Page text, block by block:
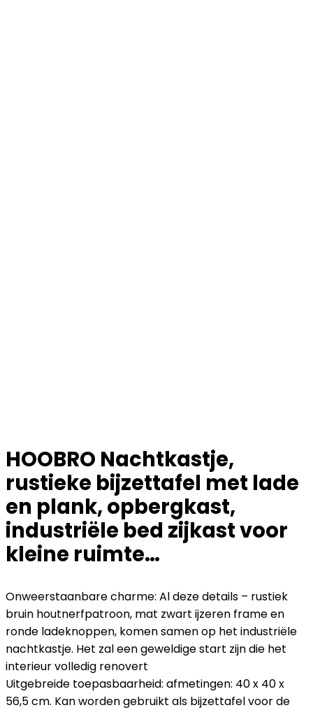
HOOBRO Nachtkastje,
rustieke bijzettafel met lade
en plank, opbergkast,
industriële bed zijkast voor
kleine ruimte…
Onweerstaanbare charme: Al deze details – rustiek
bruin houtnerfpatroon, mat zwart ijzeren frame en
ronde ladeknoppen, komen samen op het industriële
nachtkastje. Het zal een geweldige start zijn die het
interieur volledig renovert
Uitgebreide toepasbaarheid: afmetingen: 40 x 40 x
56,5 cm. Kan worden gebruikt als bijzettafel voor de